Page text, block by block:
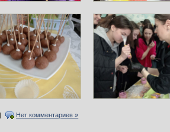
| Нет комментариев »